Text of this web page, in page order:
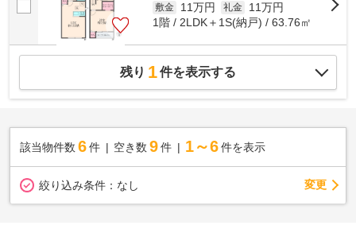
敷金 11万円 礼金
11万円
1階 / 2LDK＋1S(納戸) / 63.76㎡
残り 1件を表示する
該当物件数 6件 空き数 9 件 1～6 件を表示
絞り込み条件： なし 変更